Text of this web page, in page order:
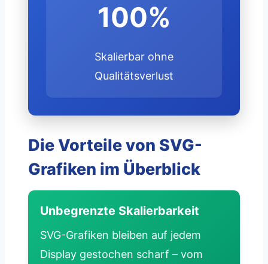
100%
Skalierbar ohne
Qualitätsverlust
Die Vorteile von SVG-
Grafiken im Überblick
Unbegrenzte Skalierbarkeit
SVG-Grafiken bleiben auf jedem
Display gestochen scharf – vom